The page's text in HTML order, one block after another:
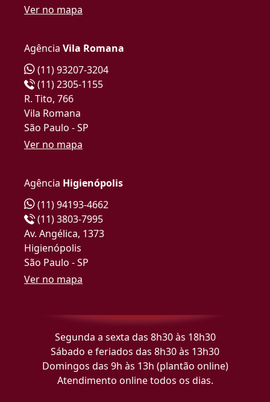
Ver no mapa
Agência Vila Romana
(11) 93207-3204
(11) 2305-1155
R. Tito, 766
Vila Romana
São Paulo - SP
Ver no mapa
Agência Higienópolis
(11) 94193-4662
(11) 3803-7995
Av. Angélica, 1373
Higienópolis
São Paulo - SP
Ver no mapa
Segunda a sexta das 8h30 às 18h30
Sábado e feriados das 8h30 às 13h30
Domingos das 9h às 13h (plantão online)
Atendimento online todos os dias.